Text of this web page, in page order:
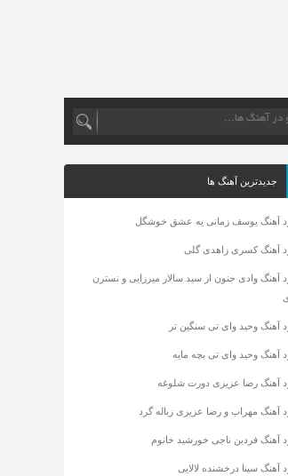
جدیدترین آهنگ ها
آهنگ یوسف زمانی یه عشق خوشگل
آهنگ کسری زاهدی گلی
آهنگ وادی جنون از سید سالار میرزایی و نسترن
آهنگ وحید وای تی سنگین تر
آهنگ وحید وای تی بچه مایه
آهنگ رضا عزیزی دورت شلوغه
آهنگ مهراب و رضا عزیزی زباله گرد
آهنگ فردین ناجی خورشید خانوم
آهنگ سینا درخشنده لالایی